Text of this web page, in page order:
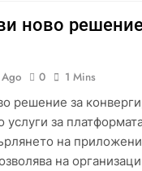
ново
Ago 0 1 Mins
решение за
услуги за
на
на